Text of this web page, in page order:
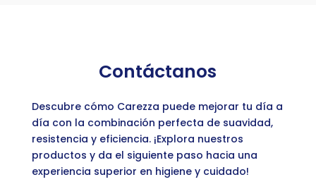
Contáctanos
Descubre cómo Carezza puede mejorar tu día a
día con la combinación perfecta de suavidad,
resistencia y eficiencia. ¡Explora nuestros
productos y da el siguiente paso hacia una
experiencia superior en higiene y cuidado!